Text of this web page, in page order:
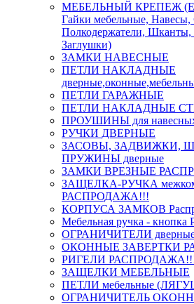
МЕБЕЛЬНЫЙ КРЕПЕЖ
Гайки мебельные,
Полкодержатели, Шканты,
Заглушки)
ЗАМКИ НАВЕСНЫЕ
ПЕТЛИ НАКЛАДНЫЕ
ПЕТЛИ ГАРАЖНЫЕ
ПЕТЛИ НАКЛАДНЫЕ
ПРОУШИНЫ для навесных
РУЧКИ ДВЕРНЫЕ
ЗАСОВЫ, ЗАДВИЖКИ,
ПРУЖИНЫ дверные
ЗАМКИ ВРЕЗНЫЕ
ЗАЩЕЛКА-РУЧКА
РАСПРОДАЖА!!!
КОРПУСА ЗАМКОВ
Мебельная ручка -
ОГРАНИЧИТЕЛИ
ОКОННЫЕ ЗАВЕРТКИ
РИГЕЛИ
ЗАЩЕЛКИ МЕБЕЛЬНЫЕ
ПЕТЛИ мебельные
ОГРАНИЧИТЕЛЬ